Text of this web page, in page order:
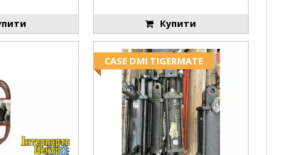
Купити
CASE DMI TIGERMATE